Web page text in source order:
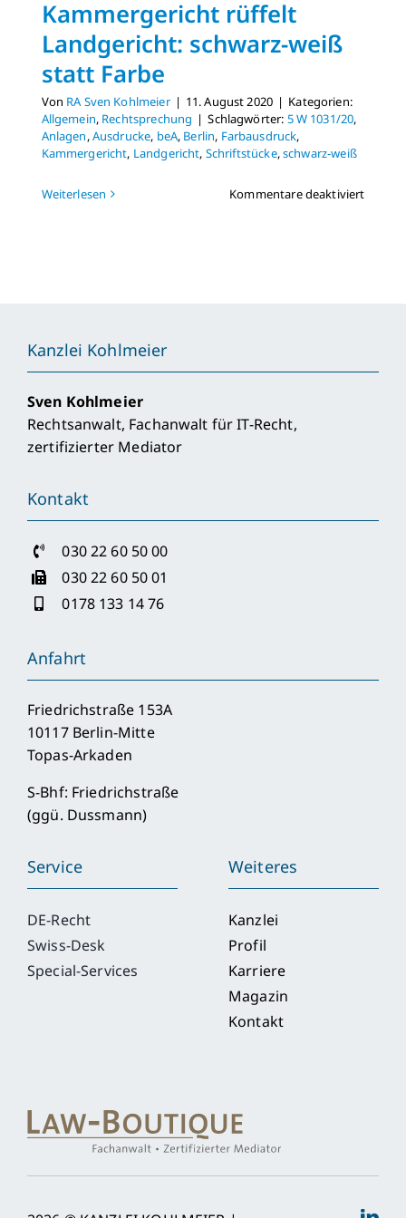
Kammergericht rüffelt
Landgericht: schwarz-weiß
statt Farbe
Von RA Sven Kohlmeier | 11. August 2020 | Kategorien:
Allgemein, Rechtsprechung | Schlagwörter: 5 W 1031/20,
Anlagen,Ausdrucke, beA, Berlin, Farbausdruck,
Kammergericht, Landgericht, Schriftstücke,schwarz-weiß
Weiterlesen Kommentare deaktiviertfür
Kanzlei Kohlmeier
Sven Kohlmeier
Rechtsanwalt, Fachanwalt für IT-Recht,
zertifizierter Mediator
Kontakt
030 22 60 50 00
030 22 60 50 01
0178 133 14 76
Anfahrt
Friedrichstraße 153A
10117 Berlin-Mitte
Topas-Arkaden
S-Bhf: Friedrichstraße
(ggü. Dussmann)
Service
DE-Recht
Swiss-Desk
Special-Services
Weiteres
Kanzlei
Profil
Karriere
Magazin
Kontakt